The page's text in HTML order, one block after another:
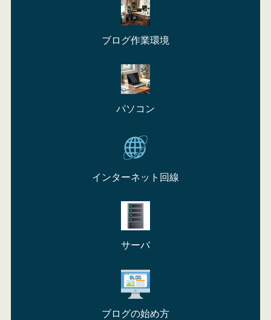
ブログ作業環境
パソコン
インターネット回線
サーバ
ブログの始め方